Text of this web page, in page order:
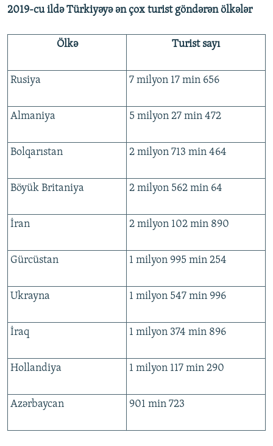
2019-cu ildə Türkiyəyə ən çox turist göndərən ölkələr
Ölkə Turist sayı
Rusiya 7 milyon 17 min 656
Almaniya 5 milyon 27 min 472
Bolqarıstan 2 milyon 713 min 464
Böyük Britaniya 2 milyon 562 min 64
İran 2 milyon 102 min 890
Gürcüstan 1 milyon 995 min 254
Ukrayna 1 milyon 547 min 996
İraq 1 milyon 374 min 896
Hollandiya 1 milyon 117 min 290
Azərbaycan 901 min 723